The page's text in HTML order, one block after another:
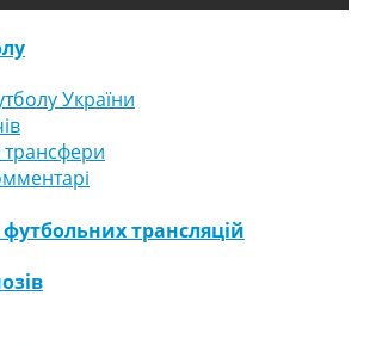
України
трансфери
трансляцій